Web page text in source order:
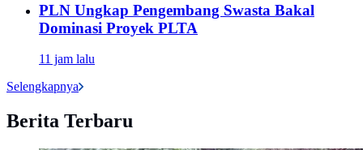
PLN Ungkap Pengembang Swasta Bakal
Dominasi Proyek PLTA
11 jam lalu
Selengkapnya
Berita Terbaru